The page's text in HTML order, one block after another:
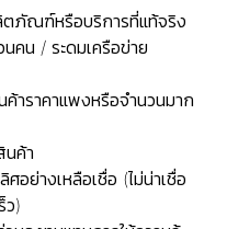
ตภัณฑ์หรือบริการที่แท้จริง
คน / ระดมเครือข่าย
าราคาแพงหรือจำนวนมาก
ค้า
อย่างเหลือเชื่อ (ไม่น่าเชื่อ
ว)